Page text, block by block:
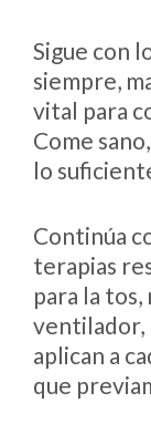
Sigue con
siempre,
vital para
Come
lo
Continúa
terapias
para la
ventilador,
aplican a
que